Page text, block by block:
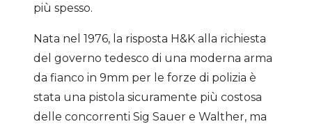
più spesso.
Nata nel 1976, la risposta H&K alla richiesta
del governo tedesco di una moderna arma
da fianco in 9mm per le forze di polizia è
stata una pistola sicuramente più costosa
delle concorrenti Sig Sauer e Walther, ma